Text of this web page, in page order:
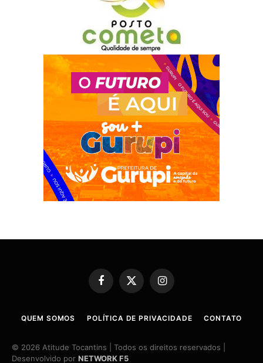
Facebook
X
Instagram
QUEM SOMOS POLÍTICA DE PRIVACIDADE CONTATO
© 2026 Atitude Tocantins | Todos os direitos reservados |
Desenvolvido por NETWORK F5